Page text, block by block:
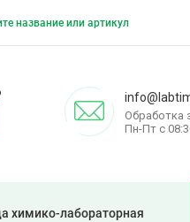
Обработка
Пн-Пт с
химико-лабораторная